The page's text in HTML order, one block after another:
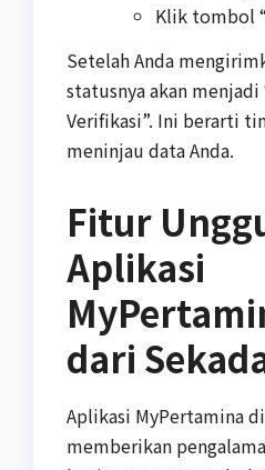
Klik tombol
Setelah Anda
statusnya akan menjadi
Verifikasi”. Ini berarti
meninjau data Anda.
Fitur
Aplikasi
dari
Aplikasi MyPertamina
memberikan